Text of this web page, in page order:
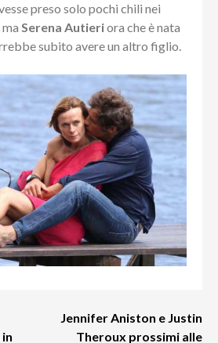
preso solo pochi chili nei
maSerena Autieriora che è nata
subito avere un altro figlio.
Jennifer Aniston e Justin
Theroux prossimi alle